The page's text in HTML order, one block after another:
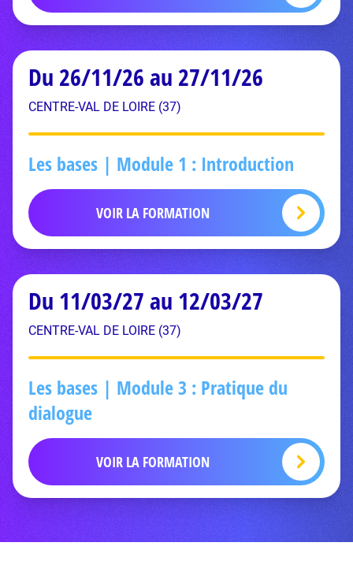
Du 26/11/26 au 27/11/26
CENTRE-VAL DE LOIRE (37)
Les bases | Module 1 : Introduction
VOIR LA FORMATION
Du 11/03/27 au 12/03/27
CENTRE-VAL DE LOIRE (37)
Les bases | Module 3 : Pratique du
dialogue
VOIR LA FORMATION